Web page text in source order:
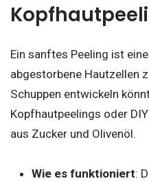
Ein sanftes Peeling ist
abgestorbene Hautzellen
Schuppen entwickeln
Kopfhautpeelings oder
aus Zucker und Olivenöl.
Wie es funktioniert: